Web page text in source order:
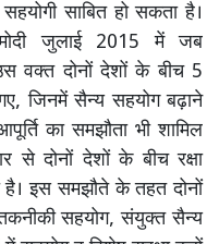
साबित हो सकता है।
जुलाई 2015 में जब
वक्त दोनों देशों के बीच 5
जिनमें सैन्य सहयोग बढ़ाने
का समझौता भी शामिल
से दोनों देशों के बीच रक्षा
है। इस समझौते के तहत दोनों
सहयोग, संयुक्त सैन्य